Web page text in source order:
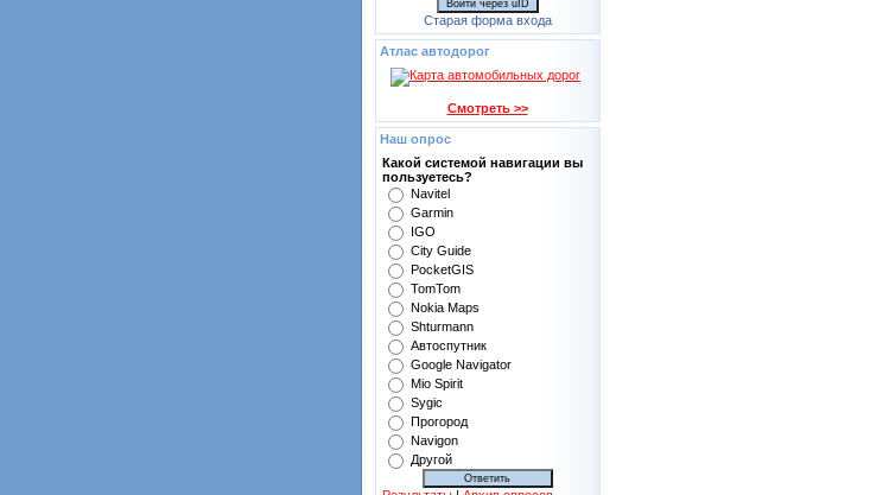
Войти через uID
Старая форма входа
Атлас автодорог
Смотреть >>
Наш опрос
Какой системой навигации вы
пользуетесь?
Navitel
Garmin
IGO
City Guide
PocketGIS
TomTom
Nokia Maps
Shturmann
Автоспутник
Google Navigator
Mio Spirit
Sygic
Прогород
Navigon
Другой